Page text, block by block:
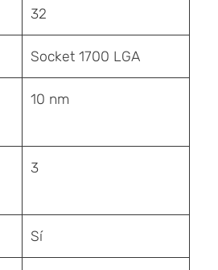
32
Socket 1700 LGA
10 nm
3
Sí